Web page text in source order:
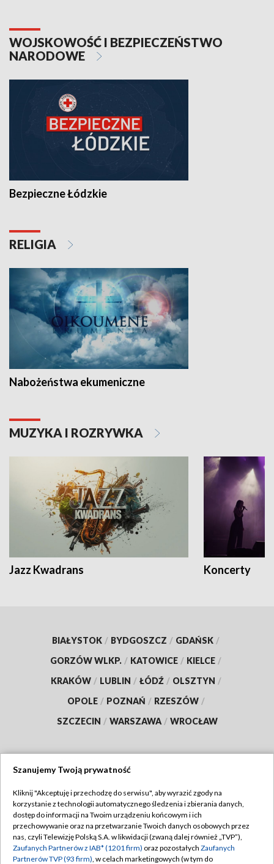
WOJSKOWOŚĆ I BEZPIECZEŃSTWO
NARODOWE
Bezpieczne Łódzkie
RELIGIA
Nabożeństwa ekumeniczne
MUZYKA I ROZRYWKA
Jazz Kwadrans Koncerty
BIAŁYSTOK / BYDGOSZCZ / GDAŃSK /
GORZÓW WLKP. / KATOWICE / KIELCE /
KRAKÓW / LUBLIN / ŁÓDŹ / OLSZTYN /
OPOLE / POZNAŃ / RZESZÓW /
SZCZECIN / WARSZAWA / WROCŁAW
TVP
Abonament TVP
Emisja w TVP
Regulamin TVP
Polityka prywatności
Szanujemy Twoją prywatność
Kliknij "Akceptuję i przechodzę do serwisu", aby wyrazić zgody na
korzystanie z technologii automatycznego śledzenia i zbierania danych,
dostęp do informacji na Twoim urządzeniu końcowym i ich
przechowywanie oraz na przetwarzanie Twoich danych osobowych przez
nas, czyli Telewizję Polską S.A. w likwidacji (zwaną dalej również „TVP”),
Zaufanych Partnerów z IAB* (1201 firm) oraz pozostałych Zaufanych
Partnerów TVP (93 firm), w celach marketingowych (w tym do